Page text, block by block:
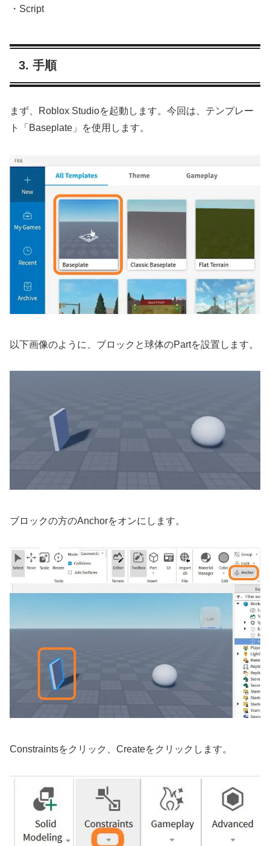
・Script
3. 手順
まず、Roblox Studioを起動します。今回は、テンプレー
ト「Baseplate」を使用します。
以下画像のように、ブロックと球体のPartを設置します。
ブロックの方のAnchorをオンにします。
Constraintsをクリック、Createをクリックします。